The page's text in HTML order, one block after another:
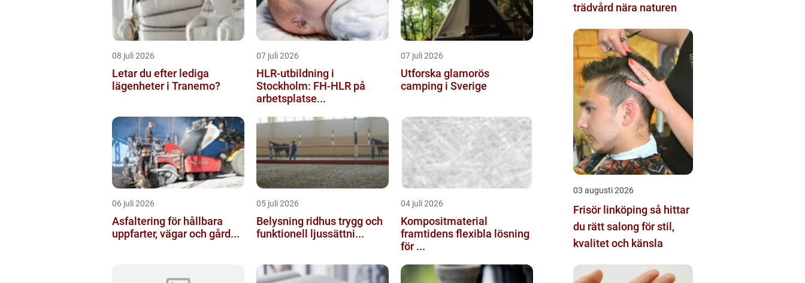
08 juli 2026
Letar du efter lediga
lägenheter i Tranemo?
07 juli 2026
HLR-utbildning i
Stockholm: FH-HLR på
arbetsplatse...
07 juli 2026
Utforska glamorös
camping i Sverige
06 juli 2026
Asfaltering för hållbara
uppfarter, vägar och gård...
05 juli 2026
Belysning ridhus trygg och
funktionell ljussättni...
04 juli 2026
Kompositmaterial
framtidens flexibla lösning
för ...
trädvård nära naturen
03 augusti 2026
Frisör linköping så hittar
du rätt salong för stil,
kvalitet och känsla